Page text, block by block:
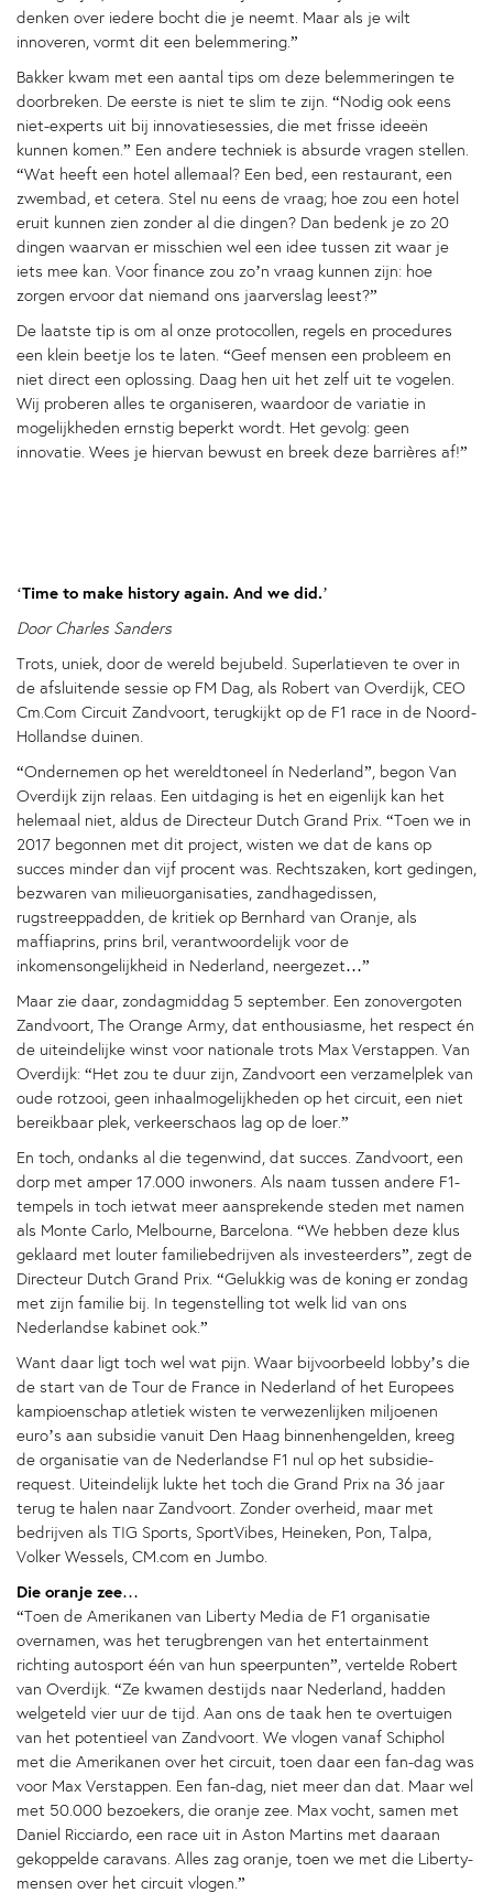
denken over iedere bocht die je neemt. Maar als je wilt
innoveren, vormt dit een belemmering.”
Bakker kwam met een aantal tips om deze belemmeringen te
doorbreken. De eerste is niet te slim te zijn. “Nodig ook eens
niet-experts uit bij innovatiesessies, die met frisse ideeën
kunnen komen.” Een andere techniek is absurde vragen stellen.
“Wat heeft een hotel allemaal? Een bed, een restaurant, een
zwembad, et cetera. Stel nu eens de vraag; hoe zou een hotel
eruit kunnen zien zonder al die dingen? Dan bedenk je zo 20
dingen waarvan er misschien wel een idee tussen zit waar je
iets mee kan. Voor finance zou zo’n vraag kunnen zijn: hoe
zorgen ervoor dat niemand ons jaarverslag leest?”
De laatste tip is om al onze protocollen, regels en procedures
een klein beetje los te laten. “Geef mensen een probleem en
niet direct een oplossing. Daag hen uit het zelf uit te vogelen.
Wij proberen alles te organiseren, waardoor de variatie in
mogelijkheden ernstig beperkt wordt. Het gevolg: geen
innovatie. Wees je hiervan bewust en breek deze barrières af!”
‘Time to make history again. And we did.’
Door Charles Sanders
Trots, uniek, door de wereld bejubeld. Superlatieven te over in
de afsluitende sessie op FM Dag, als Robert van Overdijk, CEO
Cm.Com Circuit Zandvoort, terugkijkt op de F1 race in de Noord-
Hollandse duinen.
“Ondernemen op het wereldtoneel ín Nederland”, begon Van
Overdijk zijn relaas. Een uitdaging is het en eigenlijk kan het
helemaal niet, aldus de Directeur Dutch Grand Prix. “Toen we in
2017 begonnen met dit project, wisten we dat de kans op
succes minder dan vijf procent was. Rechtszaken, kort gedingen,
bezwaren van milieuorganisaties, zandhagedissen,
rugstreeppadden, de kritiek op Bernhard van Oranje, als
maffiaprins, prins bril, verantwoordelijk voor de
inkomensongelijkheid in Nederland, neergezet…”
Maar zie daar, zondagmiddag 5 september. Een zonovergoten
Zandvoort, The Orange Army, dat enthousiasme, het respect én
de uiteindelijke winst voor nationale trots Max Verstappen. Van
Overdijk: “Het zou te duur zijn, Zandvoort een verzamelplek van
oude rotzooi, geen inhaalmogelijkheden op het circuit, een niet
bereikbaar plek, verkeerschaos lag op de loer.”
En toch, ondanks al die tegenwind, dat succes. Zandvoort, een
dorp met amper 17.000 inwoners. Als naam tussen andere F1-
tempels in toch ietwat meer aansprekende steden met namen
als Monte Carlo, Melbourne, Barcelona. “We hebben deze klus
geklaard met louter familiebedrijven als investeerders”, zegt de
Directeur Dutch Grand Prix. “Gelukkig was de koning er zondag
met zijn familie bij. In tegenstelling tot welk lid van ons
Nederlandse kabinet ook.”
Want daar ligt toch wel wat pijn. Waar bijvoorbeeld lobby’s die
de start van de Tour de France in Nederland of het Europees
kampioenschap atletiek wisten te verwezenlijken miljoenen
euro’s aan subsidie vanuit Den Haag binnenhengelden, kreeg
de organisatie van de Nederlandse F1 nul op het subsidie-
request. Uiteindelijk lukte het toch die Grand Prix na 36 jaar
terug te halen naar Zandvoort. Zonder overheid, maar met
bedrijven als TIG Sports, SportVibes, Heineken, Pon, Talpa,
Volker Wessels, CM.com en Jumbo.
Die oranje zee…
“Toen de Amerikanen van Liberty Media de F1 organisatie
overnamen, was het terugbrengen van het entertainment
richting autosport één van hun speerpunten”, vertelde Robert
van Overdijk. “Ze kwamen destijds naar Nederland, hadden
welgeteld vier uur de tijd. Aan ons de taak hen te overtuigen
van het potentieel van Zandvoort. We vlogen vanaf Schiphol
met die Amerikanen over het circuit, toen daar een fan-dag was
voor Max Verstappen. Een fan-dag, niet meer dan dat. Maar wel
met 50.000 bezoekers, die oranje zee. Max vocht, samen met
Daniel Ricciardo, een race uit in Aston Martins met daaraan
gekoppelde caravans. Alles zag oranje, toen we met die Liberty-
mensen over het circuit vlogen.”